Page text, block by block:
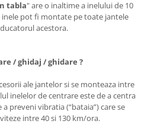
tabla" are o inaltime a inelului de 10
inele pot fi montate pe toate jantele
acestora.
/ ghidaj / ghidare ?
ale jantelor si se monteaza intre
inelelor de centrare este de a centra
preveni vibratia (“bataia”) care se
intre 40 si 130 km/ora.